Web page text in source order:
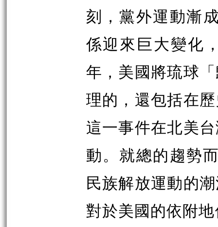
刻，黨外運動漸
係迎來巨大變化
年，美國將琉球
理的，還包括在
這一事件在北美
動。就總的趨勢
民族解放運動的
對於美國的依附